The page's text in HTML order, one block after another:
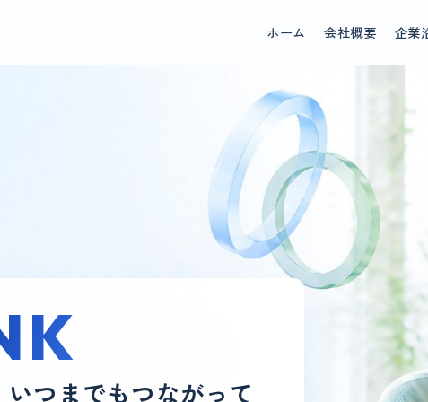
ホーム 会社概要 企業
つまでもつながって